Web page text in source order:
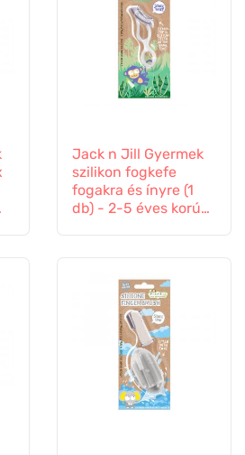
Jack n Jill Gyermek
szilikon fogkefe
fogakra és ínyre (1
db) - 2-5 éves korú